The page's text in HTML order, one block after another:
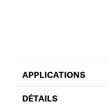
APPLICATIONS
DÉTAILS